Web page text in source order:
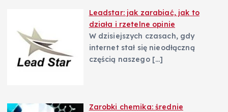
Leadstar: jak zarabiać, jak to
działa i rzetelne opinie
W dzisiejszych czasach, gdy
internet stał się nieodłączną
częścią naszego […]
Zarobki chemika: średnie